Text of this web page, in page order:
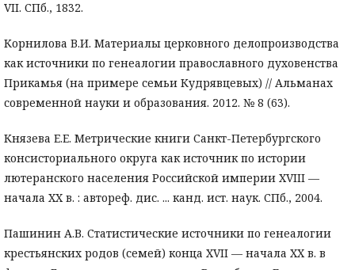
VII. СПб., 1832.
Корнилова В.И. Материалы церковного делопроизводства
как источники по генеалогии православного духовенства
Прикамья (на примере семьи Кудрявцевых) // Альманах
современной науки и образования. 2012. № 8 (63).
Князева Е.Е. Метрические книги Санкт-Петербургского
консисториального округа как источник по истории
лютеранского населения Российской империи XVIII —
начала XX в. : автореф. дис. ... канд. ист. наук. СПб., 2004.
Пашинин А.В. Статистические источники по генеалогии
крестьянских родов (семей) конца XVII — начала XX в. в